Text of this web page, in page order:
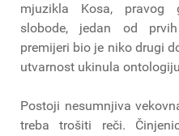
mjuzikla Kosa, pravog
slobode, jedan od
premijeri bio je niko drugi
utvarnost ukinula
Postoji nesumnjiva
treba trošiti reči.